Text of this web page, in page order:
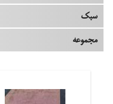
سبک
مجموعه